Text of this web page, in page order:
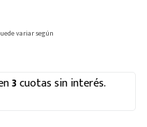
variar según
3cuotas sin interés.